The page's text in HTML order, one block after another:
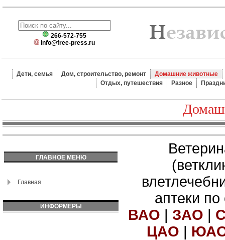
266-572-755
info@free-press.ru
Дети, семья Дом, строительство, ремонт
Домашние животные
Отдых, путешествия
Разное
ГЛАВНОЕ МЕНЮ
Главная
ИНФОРМЕРЫ
аптеки
ВАО | ЗАО |
ЦАО |